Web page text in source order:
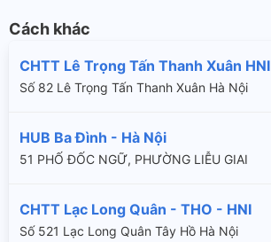
Cách khác
CHTT Lê Trọng Tấn Thanh Xuân HNI
Số 82 Lê Trọng Tấn Thanh Xuân Hà Nội
HUB Ba Đình - Hà Nội
51 PHỐ ĐỐC NGỮ, PHƯỜNG LIỄU GIAI
CHTT Lạc Long Quân - THO - HNI
Số 521 Lạc Long Quân Tây Hồ Hà Nội